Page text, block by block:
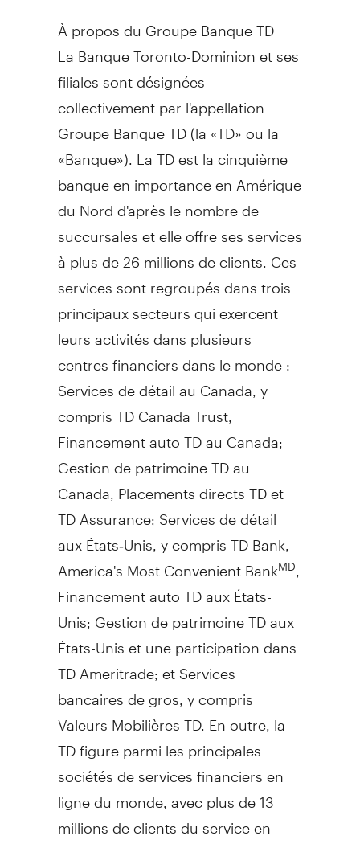
À propos du Groupe Banque TD
La Banque Toronto-Dominion et ses
filiales sont désignées
collectivement par l'appellation
Groupe Banque TD (la «TD» ou la
«Banque»). La TD est la cinquième
banque en importance en Amérique
du Nord d'après le nombre de
succursales et elle offre ses services
à plus de 26 millions de clients. Ces
services sont regroupés dans trois
principaux secteurs qui exercent
leurs activités dans plusieurs
centres financiers dans le monde :
Services de détail au Canada , y
compris TD Canada Trust,
Financement auto TD au Canada;
Gestion depatrimoine TD au
Canada , Placements directs TD et
TD Assurance; Services de détail
aux États‑Unis, y compris TD Bank,
America's Most Convenient BankMD
Financement auto TD aux États-
Unis;Gestion depatrimoine TD aux
États-Unis et une participation dans
TD Ameritrade; et Services
bancaires de gros, y compris
Valeurs Mobilières TD. En outre, la
TD figure parmi les principales
sociétés de services financiers en
ligne du monde, avec plus de 13
millions de clients du service en